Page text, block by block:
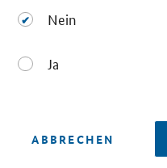
Nein
Nein
Ja
Ja
ABBRECHEN